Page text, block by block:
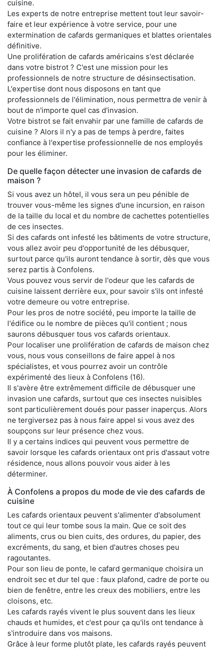
cuisine.
Les experts de notre entreprise mettent tout leur savoir-
faire et leur expérience à votre service, pour une
extermination de cafards germaniques et blattes orientales
définitive.
Une prolifération de cafards américains s'est déclarée
dans votre bistrot ? C'est une mission pour les
professionnels de notre structure de désinsectisation.
L'expertise dont nous disposons en tant que
professionnels de l'élimination, nous permettra de venir à
bout de n'importe quel cas d'invasion.
Votre bistrot se fait envahir par une famille de cafards de
cuisine ? Alors il n'y a pas de temps à perdre, faites
confiance à l'expertise professionnelle de nos employés
pour les éliminer.
De quelle façon détecter une invasion de cafards de
maison ?
Si vous avez un hôtel, il vous sera un peu pénible de
trouver vous-même les signes d'une incursion, en raison
de la taille du local et du nombre de cachettes potentielles
de ces insectes.
Si des cafards ont infesté les bâtiments de votre structure,
vous allez avoir peu d'opportunité de les débusquer,
surtout parce qu'ils auront tendance à sortir, dès que vous
serez partis à Confolens.
Vous pouvez vous servir de l'odeur que les cafards de
cuisine laissent derrière eux, pour savoir s'ils ont infesté
votre demeure ou votre entreprise.
Pour les pros de notre société, peu importe la taille de
l'édifice ou le nombre de pièces qu'il contient ; nous
saurons débusquer tous vos cafards orientaux.
Pour localiser une prolifération de cafards de maison chez
vous, nous vous conseillons de faire appel à nos
spécialistes, et vous pourrez avoir un contrôle
expérimenté des lieux à Confolens (16).
Il s'avère être extrêmement difficile de débusquer une
invasion une cafards, surtout que ces insectes nuisibles
sont particulièrement doués pour passer inaperçus. Alors
ne tergiversez pas à nous faire appel si vous avez des
soupçons sur leur présence chez vous.
Il y a certains indices qui peuvent vous permettre de
savoir lorsque les cafards orientaux ont pris d'assaut votre
résidence, nous allons pouvoir vous aider à les
déterminer.
À Confolens a propos du mode de vie des cafards de
cuisine
Les cafards orientaux peuvent s'alimenter d'absolument
tout ce qui leur tombe sous la main. Que ce soit des
aliments, crus ou bien cuits, des ordures, du papier, des
excréments, du sang, et bien d'autres choses peu
ragoutantes.
Pour son lieu de ponte, le cafard germanique choisira un
endroit sec et dur tel que : faux plafond, cadre de porte ou
bien de fenêtre, entre les creux des mobiliers, entre les
cloisons, etc.
Les cafards rayés vivent le plus souvent dans les lieux
chauds et humides, et c'est pour ça qu'ils ont tendance à
s'introduire dans vos maisons.
Grâce à leur forme plutôt plate, les cafards rayés peuvent